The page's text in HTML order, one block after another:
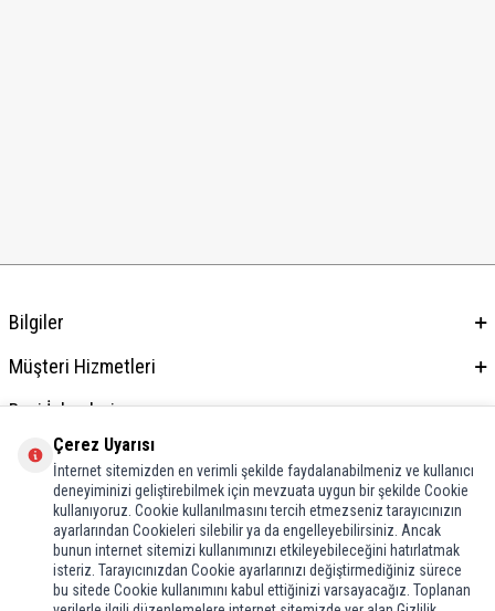
Bilgiler
Müşteri Hizmetleri
Bayi İşlemleri
Adres & İletişim
Çerez Uyarısı
İnternet sitemizden en verimli şekilde faydalanabilmeniz ve kullanıcı
deneyiminizi geliştirebilmek için mevzuata uygun bir şekilde Cookie
kullanıyoruz. Cookie kullanılmasını tercih etmezseniz tarayıcınızın
ayarlarından Cookieleri silebilir ya da engelleyebilirsiniz. Ancak
bunun internet sitemizi kullanımınızı etkileyebileceğini hatırlatmak
isteriz. Tarayıcınızdan Cookie ayarlarınızı değiştirmediğiniz sürece
bu sitede Cookie kullanımını kabul ettiğinizi varsayacağız. Toplanan